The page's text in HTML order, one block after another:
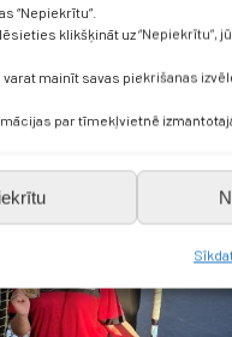
“Nepiekrītu”.
klikšķināt uz
mainīt savas piekrišanas
par tīmekļvietnē